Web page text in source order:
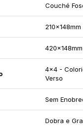
Couché
210x148mm
420x148mm
4x4 -
Verso
Sem
Dobra e